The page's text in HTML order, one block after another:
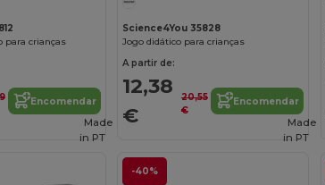
para crianças
Encomendar
Science4You 35828
Jogo didático para crianças
A partir de:
12,38
€
20,55
€
Encomendar
-40%
Made
in PT
Made
in PT